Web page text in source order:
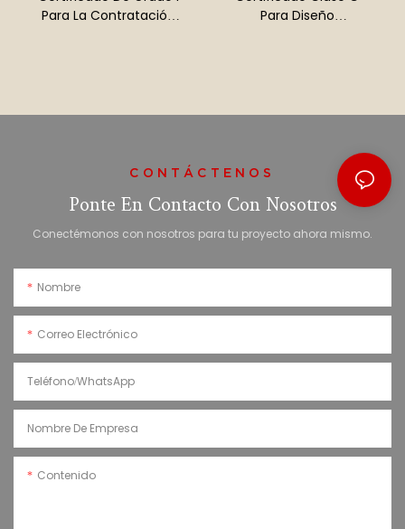
Para La Contratación
Para Diseño
CONTÁCTENOS
Ponte En Contacto Con Nosotros
Conectémonos con nosotros para tu proyecto ahora mismo.
Nombre
Correo Electrónico
Teléfono/WhatsApp
Nombre De Empresa
Contenido